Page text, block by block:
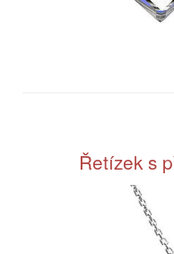
Řetízek s